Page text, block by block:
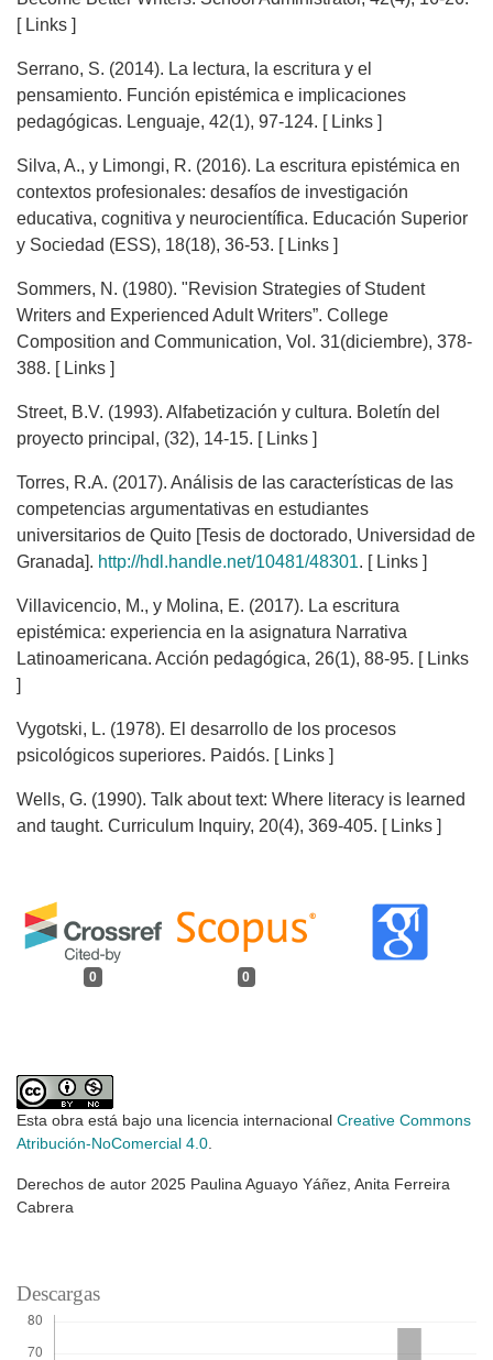
0 0
[ Links ]
Serrano, S. (2014). La lectura, la escritura y el
pensamiento. Función epistémica e implicaciones
pedagógicas. Lenguaje, 42(1), 97-124. [ Links ]
Silva, A., y Limongi, R. (2016). La escritura epistémica en
contextos profesionales: desafíos de investigación
educativa, cognitiva y neurocientífica. Educación Superior
y Sociedad (ESS), 18(18), 36-53. [ Links ]
Sommers, N. (1980). "Revision Strategies of Student
Writers and Experienced Adult Writers”. College
Composition and Communication, Vol. 31(diciembre), 378-
388. [ Links ]
Street, B.V. (1993). Alfabetización y cultura. Boletín del
proyecto principal, (32), 14-15. [ Links ]
Torres, R.A. (2017). Análisis de las características de las
competencias argumentativas en estudiantes
universitarios de Quito [Tesis de doctorado, Universidad de
Granada]. http://hdl.handle.net/10481/48301. [ Links ]
Villavicencio, M., y Molina, E. (2017). La escritura
epistémica: experiencia en la asignatura Narrativa
Latinoamericana. Acción pedagógica, 26(1), 88-95. [ Links
]
Vygotski, L. (1978). El desarrollo de los procesos
psicológicos superiores. Paidós. [ Links ]
Wells, G. (1990). Talk about text: Where literacy is learned
and taught. Curriculum Inquiry, 20(4), 369-405. [ Links ]
Esta obra está bajo una licencia internacional Creative Commons
Atribución-NoComercial 4.0
Derechos de autor 2025 Paulina Aguayo Yáñez, Anita Ferreira
Cabrera
Descargas